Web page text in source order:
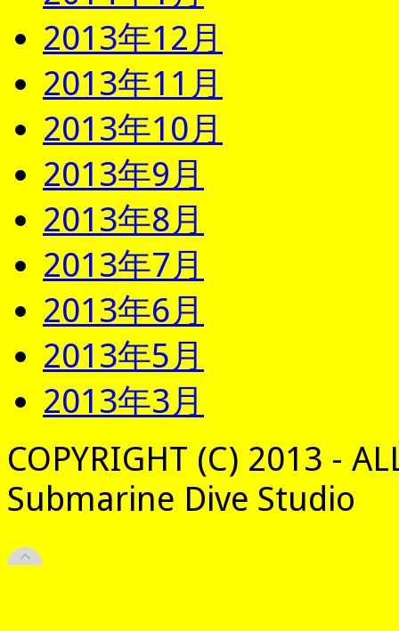
2013年12月
2013年11月
2013年10月
2013年9月
2013年8月
2013年7月
2013年6月
2013年5月
2013年3月
COPYRIGHT (C) 2013 -
Submarine Dive Studio